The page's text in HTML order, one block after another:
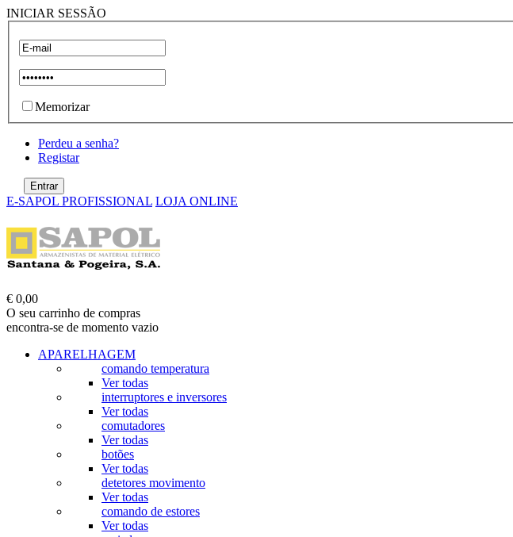
INICIAR SESSÃO
Memorizar
Perdeu a senha?
Registar
E-SAPOL PROFISSIONAL LOJA ONLINE
€ 0,00
O seu carrinho de compras
encontra-se de momento vazio
APARELHAGEM
comando temperatura
Ver todas
interruptores e inversores
Ver todas
comutadores
Ver todas
botões
Ver todas
detetores movimento
Ver todas
comando de estores
Ver todas